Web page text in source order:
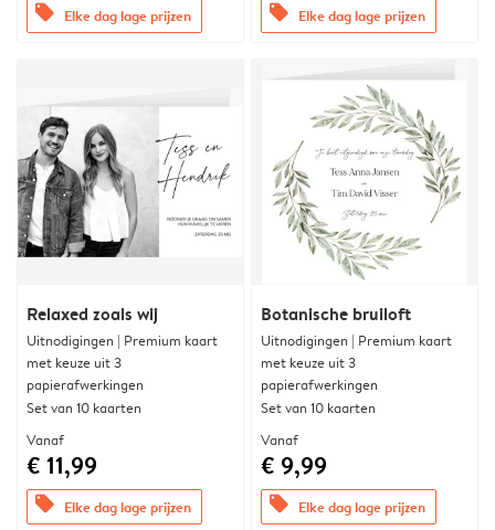
offers Elke dag lage prijzen offers Elke dag lage prijzen
Relaxed zoals wij
Uitnodigingen | Premium kaart
met keuze uit 3
papierafwerkingen
Set van 10 kaarten
Vanaf
€ 11,99
offers Elke dag lage prijzen
Botanische bruiloft
Uitnodigingen | Premium kaart
met keuze uit 3
papierafwerkingen
Set van 10 kaarten
Vanaf
€ 9,99
offers Elke dag lage prijzen